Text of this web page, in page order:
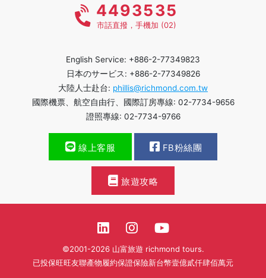
4493535
市話直撥，手機加 (02)
English Service: +886-2-77349823
日本のサービス: +886-2-77349826
大陸人士赴台: phillis@richmond.com.tw
國際機票、航空自由行、國際訂房專線: 02-7734-9656
證照專線: 02-7734-9766
線上客服 FB粉絲團
旅遊攻略
©2001-2026 山富旅遊 richmond tours.
已投保旺旺友聯產物履約保證保險新台幣壹億貳仟肆佰萬元